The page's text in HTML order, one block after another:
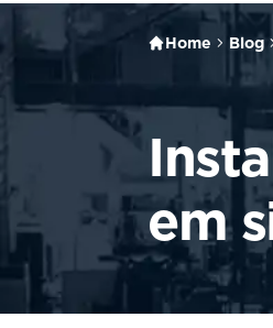
Home Blog
em